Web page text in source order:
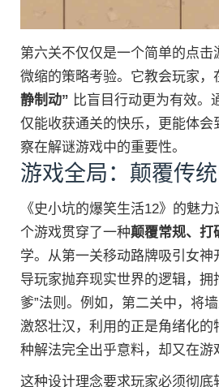
第六关不仅仅是一个简单的点
微缩的策略考验。它教会玩家，
静制动” 比盲目行动更为有效。
仅能收获通关的快乐，更能体会
察在解谜游戏中的重要性。
游戏全局：颠覆传
《史小坑的爆笑生活12》的魅
个游戏贯穿了一种颠覆常规、打
学。从第一关移动路牌吸引女神
导玩家抛弃现实世界的逻辑，拥
爹”法则。例如，第二关中，将
激怒壮汉，利用的正是角绪化的
种解法完全出乎意料，却又在游
这种设计理念要求玩家必须彻底